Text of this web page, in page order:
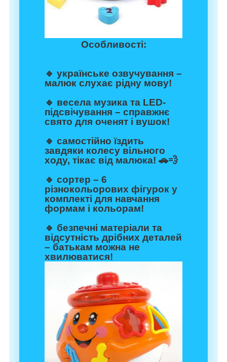
Особливості:
🔹 українське озвучування –
малюк слухає рідну мову!
🔹 весела музика та LED-
підсвічування – справжнє
свято для оченят і вушок!
🔹 самостійно їздить
завдяки колесу вільного
ходу, тікає від малюка! 🚗💨
🔹 сортер – 6
різнокольорових фігурок у
комплекті для навчання
формам і кольорам!
🔹 безпечні матеріали та
відсутність дрібних деталей
– батькам можна не
хвилюватися!